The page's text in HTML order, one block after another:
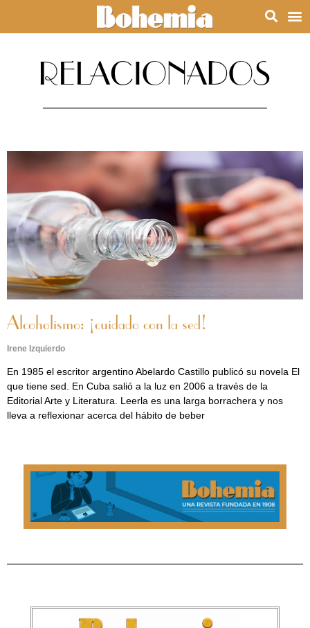
RELACIONADOS
Alcoholismo: ¡cuidado con la sed!
Irene Izquierdo
En 1985 el escritor argentino Abelardo Castillo publicó su novela El
que tiene sed. En Cuba salió a la luz en 2006 a través de la
Editorial Arte y Literatura. Leerla es una larga borrachera y nos
lleva a reflexionar acerca del hábito de beber